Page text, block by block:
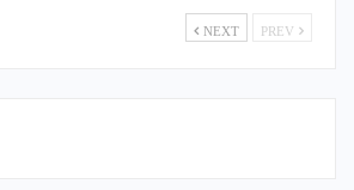
NEXT